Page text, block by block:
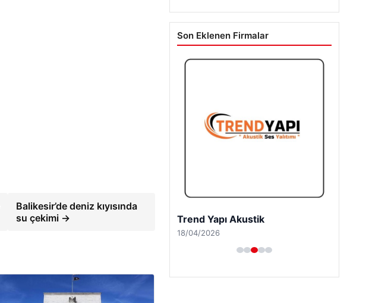
Balikesir’de deniz kıyısında
su çekimi →
Son Eklenen Firmalar
Trend Yapı Akustik
18/04/2026